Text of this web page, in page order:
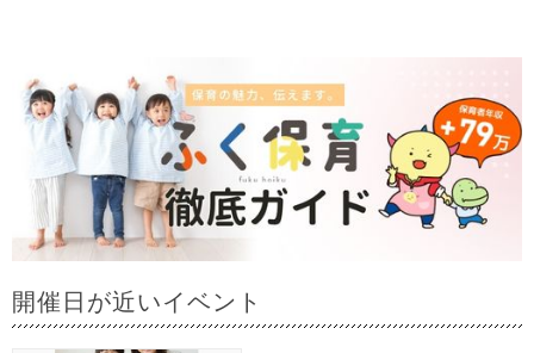
開催日が近いイベント